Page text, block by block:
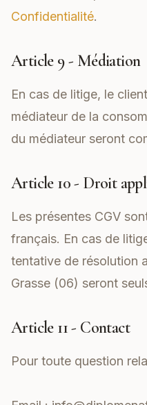
Confidentialité.
Article 9 - Médiation
En cas de litige, le
médiateur de la
du médiateur seront
Article 10 - Droit
Les présentes CGV
français. En cas de
tentative de résolution
Grasse (06) seront
Article 11 - Contact
Pour toute question